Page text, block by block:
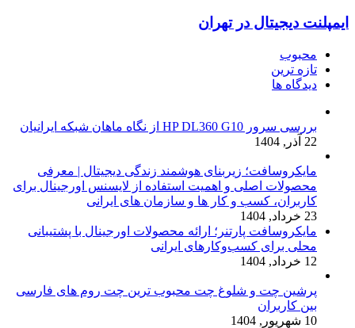
ایمپلنت دیجیتال در تهران
محبوب
تازه ترین
دیدگاه ها
بررسی سرور HP DL360 G10 از نگاه ماهان شبکه ایرانیان
22 آذر, 1404
مایکروسافت؛ زیربنای هوشمند زندگی دیجیتال | معرفی
محصولات اصلی و اهمیت استفاده از لایسنس اورجینال برای
کاربران، کسب و کار ها و سازمان های ایرانی
23 خرداد, 1404
مایکروسافت پارتنر؛ ارائه محصولات اورجینال با پشتیبانی
محلی برای کسب‌وکارهای ایرانی
12 خرداد, 1404
پرشین چت و شلوغ چت محبوب ترین چت روم های فارسی
بین کاربران
10 شهریور, 1404